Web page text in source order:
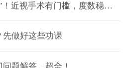
高考后迎来“摘镜热”！近视手术有门槛，度数稳定后才宜手术
先做好这些功课